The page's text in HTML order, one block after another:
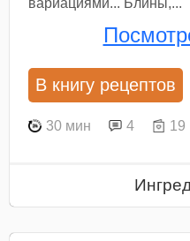
вариациями... Блины,...
В книгу рецептов
30 мин 4 19